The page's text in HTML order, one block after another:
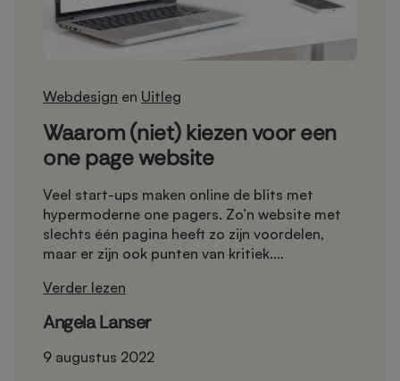
Webdesign en Uitleg
Waarom (niet) kiezen voor een
one page website
Veel start-ups maken online de blits met
hypermoderne one pagers. Zo’n website met
slechts één pagina heeft zo zijn voordelen,
maar er zijn ook punten van kritiek.
de one page website met je door zodat je
straks een weloverwogen keuze kunt maken bij
het (laten) bouwen van je website.
Verder lezen
Angela Lanser
9 augustus 2022